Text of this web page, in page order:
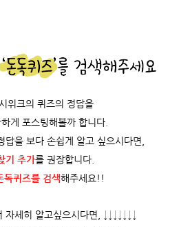
위크의 퀴즈의 정답을
게 포스팅해볼까 합니다.
을 보다 손쉽게 알고 싶으시다면,
기 추가를 권장합니다.
독퀴즈를 검색해주세요!!
세히 알고싶으시다면, ↓↓↓↓↓↓↓